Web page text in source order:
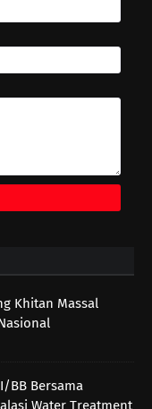
Khitan Massal
BB Bersama
Water Treatment